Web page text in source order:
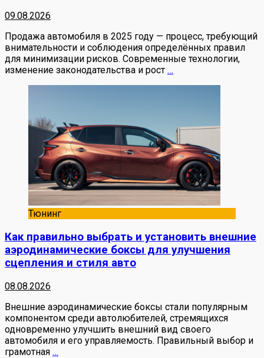
09.08.2026
Продажа автомобиля в 2025 году — процесс, требующий
внимательности и соблюдения определённых правил
для минимизации рисков. Современные технологии,
изменение законодательства и рост …
Тюнинг
Как правильно выбрать и установить внешние
аэродинамические боксы для улучшения
сцепления и стиля авто
08.08.2026
Внешние аэродинамические боксы стали популярным
компонентом среди автолюбителей, стремящихся
одновременно улучшить внешний вид своего
автомобиля и его управляемость. Правильный выбор и
грамотная …